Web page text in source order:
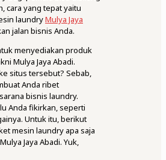
cara yang tepat yaitu
laundryMulya Jaya
jalan bisnis Anda.
menyediakan produk
Mulya Jaya Abadi.
situs tersebut? Sebab,
Anda ribet
bisnis laundry.
Anda fikirkan, seperti
Untuk itu, berikut
mesin laundry apa saja
Jaya Abadi. Yuk,